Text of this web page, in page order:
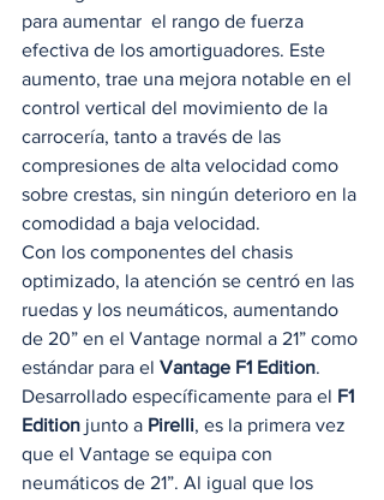
para aumentar  el rango de fuerza
efectiva de los amortiguadores. Este
aumento, trae una mejora notable en el
control vertical del movimiento de la
carrocería, tanto a través de las
compresiones de alta velocidad como
sobre crestas, sin ningún deterioro en la
comodidad a baja velocidad.
Con los componentes del chasis
optimizado, la atención se centró en las
ruedas y los neumáticos, aumentando
de 20” en el Vantage normal a 21” como
estándar para el Vantage F1 Edition.
Desarrollado específicamente para el F1
Edition junto a Pirelli, es la primera vez
que el Vantage se equipa con
neumáticos de 21”. Al igual que los